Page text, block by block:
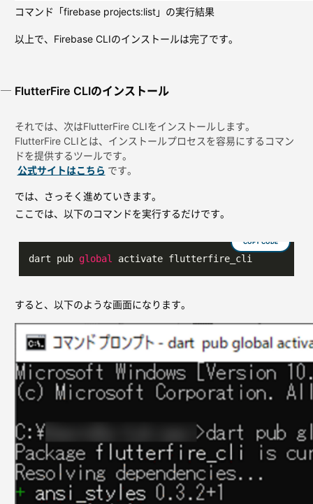
コマンド「firebase projects:list」の実行結果
以上で、Firebase CLIのインストールは完了です。
FlutterFire CLIのインストール
それでは、次はFlutterFire CLIをインストールします。
FlutterFire CLIとは、インストールプロセスを容易にするコマン
ドを提供するツールです。
公式サイトはこちら です。
では、さっそく進めていきます。
ここでは、以下のコマンドを実行するだけです。
COPY CODE
dart pub global activate flutterfire_cli
すると、以下のような画面になります。